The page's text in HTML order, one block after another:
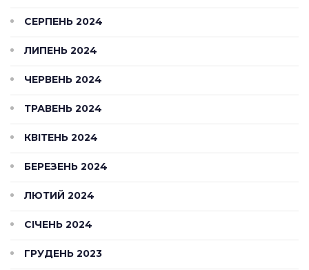
СЕРПЕНЬ 2024
ЛИПЕНЬ 2024
ЧЕРВЕНЬ 2024
ТРАВЕНЬ 2024
КВІТЕНЬ 2024
БЕРЕЗЕНЬ 2024
ЛЮТИЙ 2024
СІЧЕНЬ 2024
ГРУДЕНЬ 2023